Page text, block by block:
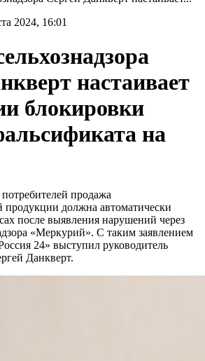
2024, 16:01
настаивает
блокировки
на
продажа
должна автоматически
после выявления нарушений через
«Меркурий». С таким заявлением
24» выступил руководитель
Данкверт.